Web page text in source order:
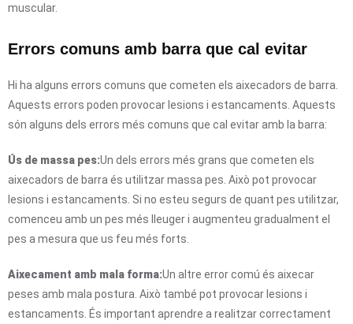
muscular.
Errors comuns amb barra que cal evitar
Hi ha alguns errors comuns que cometen els aixecadors de barra.
Aquests errors poden provocar lesions i estancaments. Aquests
són alguns dels errors més comuns que cal evitar amb la barra:
Ús de massa pes:Un dels errors més grans que cometen els
aixecadors de barra és utilitzar massa pes. Això pot provocar
lesions i estancaments. Si no esteu segurs de quant pes utilitzar,
comenceu amb un pes més lleuger i augmenteu gradualment el
pes a mesura que us feu més forts.
Aixecament amb mala forma:Un altre error comú és aixecar
peses amb mala postura. Això també pot provocar lesions i
estancaments. És important aprendre a realitzar correctament